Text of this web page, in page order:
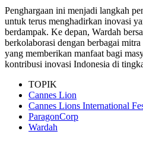
Penghargaan ini menjadi langkah
untuk terus menghadirkan inovasi
berdampak. Ke depan, Wardah
berkolaborasi dengan berbagai
yang memberikan manfaat bagi
kontribusi inovasi Indonesia di
TOPIK
Cannes Lion
Cannes Lions International
ParagonCorp
Wardah